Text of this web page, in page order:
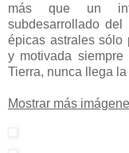
más que un
subdesarrollado del
épicas astrales sólo
y motivada
Tierra, nunca llega
Mostrar más